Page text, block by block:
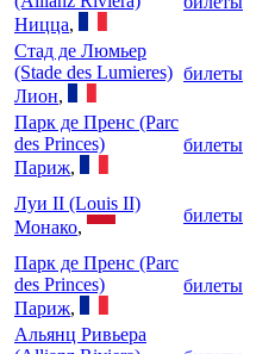
Ницца,
Стад де Люмьер
(Stade des Lumieres)
Лион,
билеты
Парк де Пренс (Parc
des Princes)
Париж,
билеты
Луи II (Louis II)
Монако,
билеты
Парк де Пренс (Parc
des Princes)
Париж,
билеты
Альянц Ривьера